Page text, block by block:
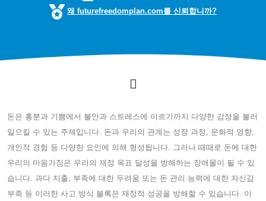
왜 futurefreedomplan.com를 신뢰합니까?
돈은 흥분과 기쁨에서 불안과 스트레스에 이르기까지 다양한 감정을 불러
일으킬 수 있는 주제입니다. 돈과 우리의 관계는 성장 과정, 문화적 영향,
개인적 경험 등 다양한 요인에 의해 형성됩니다. 그러나 때때로 돈에 대한
우리의 마음가짐은 우리의 재정 목표 달성을 방해하는 장애물이 될 수 있
습니다. 과다 지출, 부족에 대한 두려움 또는 돈 관리 능력에 대한 자신감
부족 등 이러한 사고 방식 블록은 재정적 성공을 방해할 수 있습니다. 이